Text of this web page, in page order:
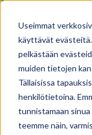
Useimmat
käyttävät
pelkästään
muiden tietojen
Tällaisissa
henkilötietoina.
tunnistamaan
teemme näin,
Skip
content
19
helmi